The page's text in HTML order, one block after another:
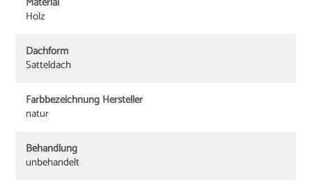
Holz
Dachform
Satteldach
Farbbezeichnung Hersteller
natur
Behandlung
unbehandelt